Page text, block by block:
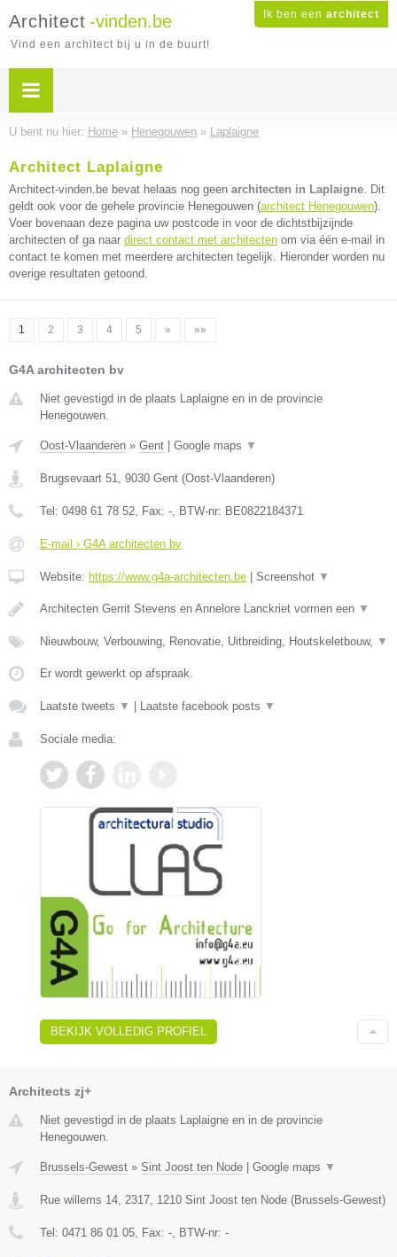
Ik ben een architect
Architect -vinden.be
Vind een architect bij u in de buurt!
U bent nu hier: Home » Henegouwen » Laplaigne
Architect Laplaigne
Architect-vinden.be bevat helaas nog geen architecten in Laplaigne. Dit
geldt ook voor de gehele provincie Henegouwen (architect Henegouwen).
Voer bovenaan deze pagina uw postcode in voor de dichtstbijzijnde
architecten of ga naar direct contact met architecten om via één e-mail in
contact te komen met meerdere architecten tegelijk. Hieronder worden nu
overige resultaten getoond.
1 2 3 4 5 » »»
G4A architecten bv
Niet gevestigd in de plaats Laplaigne en in de provincie
Henegouwen.
Oost-Vlaanderen » Gent Google maps ▼
Brugsevaart 51, 9030 Gent (Oost-Vlaanderen)
Tel: 0498 61 78 52, Fax: -, BTW-nr: BE0822184371
E-mail › G4A architecten bv
Website: https://www.g4a-architecten.be Screenshot ▼
Architecten Gerrit Stevens en Annelore Lanckriet vormen een ▼
Nieuwbouw, Verbouwing, Renovatie, Uitbreiding, Houtskeletbouw, ▼
Er wordt gewerkt op afspraak.
Laatste tweets ▼ Laatste facebook posts ▼
Sociale media:
BEKIJK VOLLEDIG PROFIEL
Architects zj+
Niet gevestigd in de plaats Laplaigne en in de provincie
Henegouwen.
Brussels-Gewest » Sint Joost ten Node Google maps ▼
Rue willems 14, 2317, 1210 Sint Joost ten Node (Brussels-Gewest)
Tel: 0471 86 01 05, Fax: -, BTW-nr: -